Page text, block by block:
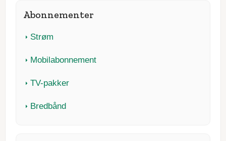
Abonnementer
Strøm
Mobilabonnement
TV-pakker
Bredbånd